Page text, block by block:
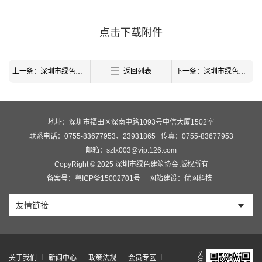
点击下载附件
上一条：深圳市绿色建筑协会第十三期LEED AP BD+C 中文培训通知 返回列表 下一条：深圳市绿色建筑协会关于2023年第一批绿色建筑预评价项目的公示
地址：深圳市福田区深南中路1093号中信大厦1502室
联系电话：0755-83677953、23931865
传真：0755-83677953
邮箱：szlx003@vip.126.com
CopyRight © 2025 深圳市绿色建筑协会 版权所有
备案号：粤ICP备15002701号
网站建设：优网科技
友情链接
关于我们 新闻中心 政策法规 会员专区
关
注